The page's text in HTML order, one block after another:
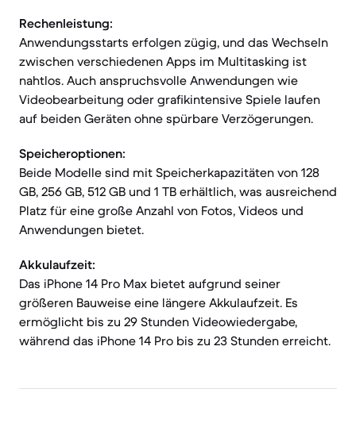
Rechenleistung:
Anwendungsstarts erfolgen zügig, und das Wechseln
zwischen verschiedenen Apps im Multitasking ist
nahtlos. Auch anspruchsvolle Anwendungen wie
Videobearbeitung oder grafikintensive Spiele laufen
auf beiden Geräten ohne spürbare Verzögerungen.
Speicheroptionen:
Beide Modelle sind mit Speicherkapazitäten von 128
GB, 256 GB, 512 GB und 1 TB erhältlich, was ausreichend
Platz für eine große Anzahl von Fotos, Videos und
Anwendungen bietet.
Akkulaufzeit:
Das iPhone 14 Pro Max bietet aufgrund seiner
größeren Bauweise eine längere Akkulaufzeit. Es
ermöglicht bis zu 29 Stunden Videowiedergabe,
während das iPhone 14 Pro bis zu 23 Stunden erreicht.